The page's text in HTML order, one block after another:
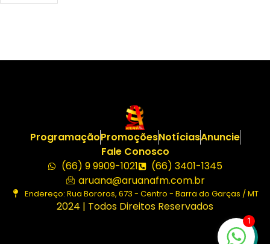
ProgramaçãoPromoçõesNotíciasAnuncie
Fale Conosco
(66) 9 9909-1021
(66) 3401-1345
aruana@aruanafm.com.br
Endereço: Rua Bororos, 673 - Centro - Barra do Garças / MT
2024 | Todos Direitos Reservados
1